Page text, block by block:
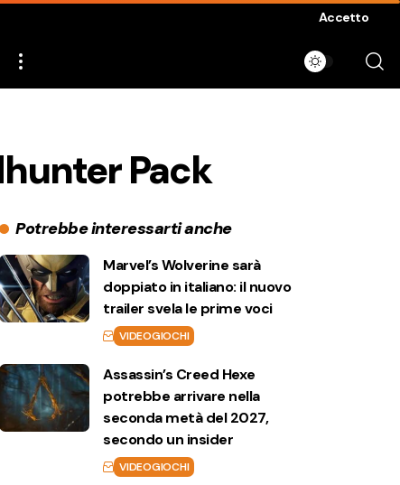
Accetto
Pack
Potrebbe interessarti anche
Marvel’s Wolverine sarà
doppiato in italiano: il nuovo
trailer svela le prime voci
VIDEOGIOCHI
Assassin’s Creed Hexe
potrebbe arrivare nella
seconda metà del 2027,
secondo un insider
VIDEOGIOCHI